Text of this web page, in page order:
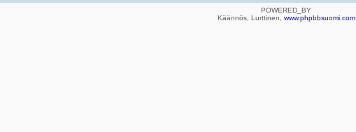
POWERED_BY
Käännös, Lurttinen, www.phpbbsuomi.com